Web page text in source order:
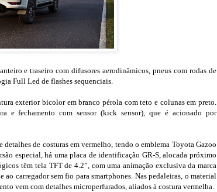
e traseiro com difusores aerodinâmicos, pneus com rodas de
Full Led de flashes sequenciais.
exterior bicolor em branco pérola com teto e colunas em preto.
e fechamento com sensor (kick sensor), que é acionado por
de costuras em vermelho, tendo o emblema Toyota Gazoo
especial, há uma placa de identificação GR-S, alocada próximo
têm tela TFT de 4.2”, com uma animação exclusiva da marca
carregador sem fio para smartphones. Nas pedaleiras, o material
vem com detalhes microperfurados, aliados à costura vermelha.